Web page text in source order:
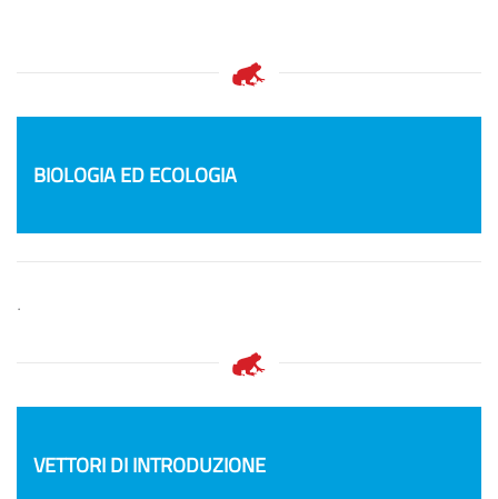
BIOLOGIA ED ECOLOGIA
.
VETTORI DI INTRODUZIONE